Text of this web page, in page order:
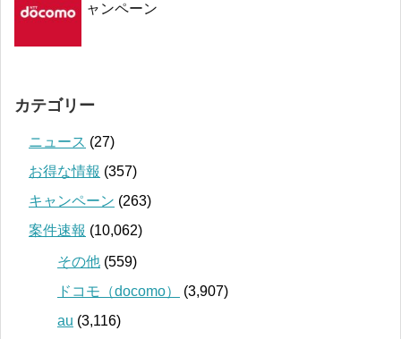
ャンペーン
カテゴリー
ニュース (27)
お得な情報 (357)
キャンペーン (263)
案件速報 (10,062)
その他 (559)
ドコモ（docomo）
(3,907)
au (3,116)